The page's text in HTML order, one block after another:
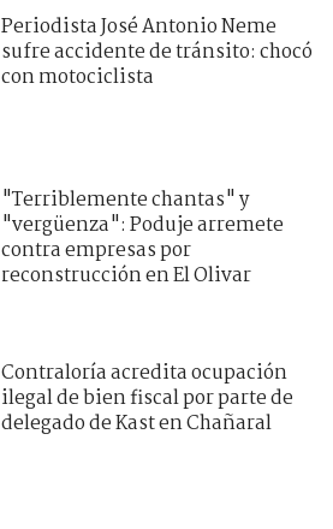
Periodista José Antonio Neme
sufre accidente de tránsito: chocó
con motociclista
"Terriblemente chantas" y
"vergüenza": Poduje arremete
contra empresas por
reconstrucción en El Olivar
Contraloría acredita ocupación
ilegal de bien fiscal por parte de
delegado de Kast en Chañaral